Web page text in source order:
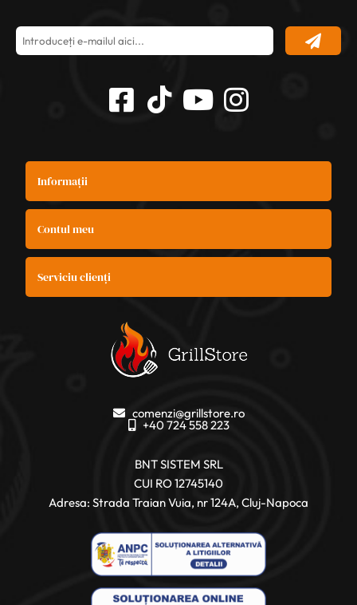
Informații
Contul meu
Serviciu clienți
comenzi@grillstore.ro
+40 724 558 223
BNT SISTEM SRL
CUI RO 12745140
Adresa: Strada Traian Vuia, nr 124A, Cluj-Napoca